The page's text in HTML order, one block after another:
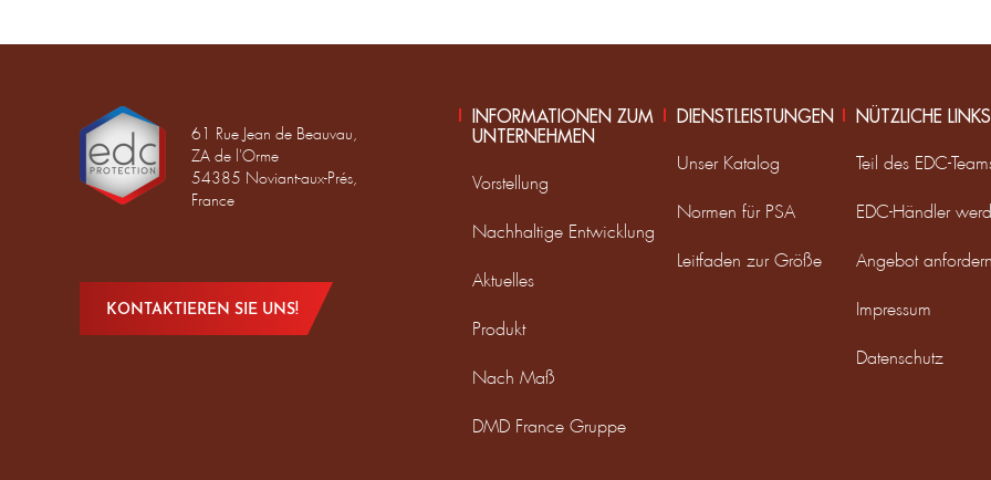
61 Rue Jean de Beauvau,
ZA de l'Orme
54385 Noviant-aux-Prés,
France
KONTAKTIEREN SIE UNS!
INFORMATIONEN ZUM
UNTERNEHMEN
Vorstellung
Nachhaltige Entwicklung
Aktuelles
Produkt
Nach Maß
DMD France Gruppe
DIENSTLEISTUNGEN
Unser Katalog
Normen für PSA
Leitfaden zur Größe
NÜTZLICHE LINKS
Teil des EDC-
EDC-Händler
Angebot anfordern
Impressum
Datenschutz